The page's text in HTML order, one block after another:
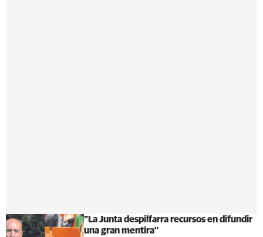
"La Junta despilfarra recursos en difundir
una gran mentira"